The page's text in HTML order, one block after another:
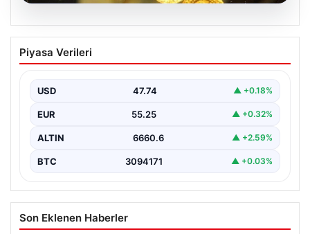
Altın fiyatları canlı 7 Nisan 2026: Altın
fiyatları bugün ne kadar oldu?
Piyasa Verileri
USD 47.74 ▲ +0.18%
EUR 55.25 ▲ +0.32%
ALTIN 6660.6 ▲ +2.59%
BTC 3094171 ▲ +0.03%
Son Eklenen Haberler